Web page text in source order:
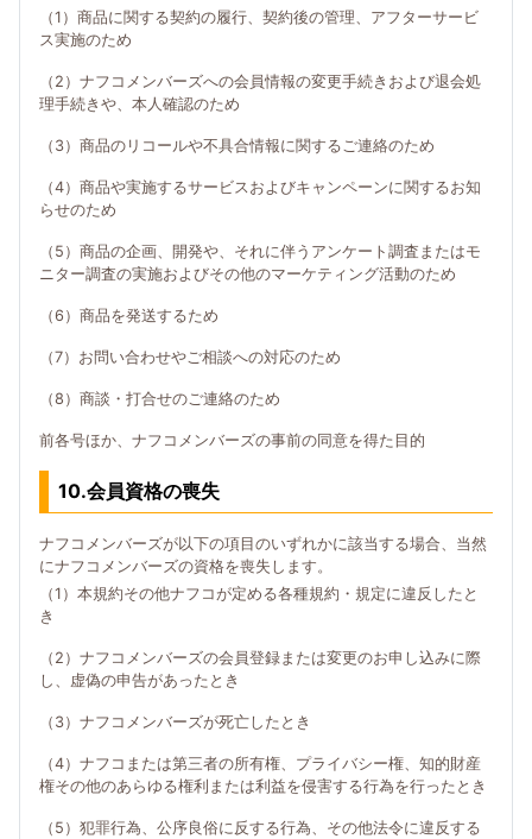
（1）商品に関する契約の履行、契約後の管理、アフターサービ
ス実施のため
（2）ナフコメンバーズへの会員情報の変更手続きおよび退会処
理手続きや、本人確認のため
（3）商品のリコールや不具合情報に関するご連絡のため
（4）商品や実施するサービスおよびキャンペーンに関するお知
らせのため
（5）商品の企画、開発や、それに伴うアンケート調査またはモ
ニター調査の実施およびその他のマーケティング活動のため
（6）商品を発送するため
（7）お問い合わせやご相談への対応のため
（8）商談・打合せのご連絡のため
前各号ほか、ナフコメンバーズの事前の同意を得た目的
10.会員資格の喪失
ナフコメンバーズが以下の項目のいずれかに該当する場合、当然
にナフコメンバーズの資格を喪失します。
（1）本規約その他ナフコが定める各種規約・規定に違反したと
き
（2）ナフコメンバーズの会員登録または変更のお申し込みに際
し、虚偽の申告があったとき
（3）ナフコメンバーズが死亡したとき
（4）ナフコまたは第三者の所有権、プライバシー権、知的財産
権その他のあらゆる権利または利益を侵害する行為を行ったとき
（5）犯罪行為、公序良俗に反する行為、その他法令に違反する